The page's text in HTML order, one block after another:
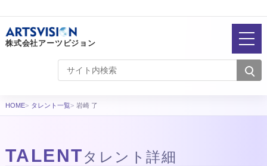
株式会社アーツビジョン
HOME タレント一覧 岩崎 了
TALENTタレント詳細